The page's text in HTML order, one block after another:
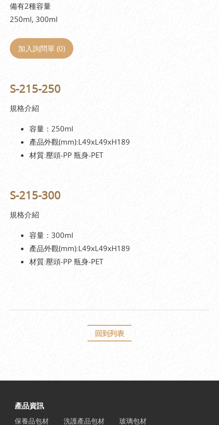
備有2種容量
250ml, 300ml
加入詢問單 (0)
S-215-250
規格介紹
容量：250ml
產品外觀(mm):L49xL49xH189
材質:壓頭-PP 瓶身-PET
S-215-300
規格介紹
容量：300ml
產品外觀(mm):L49xL49xH189
材質:壓頭-PP 瓶身-PET
回到列表
產品資訊
保養品包材 洗護產品包材 玻璃包材